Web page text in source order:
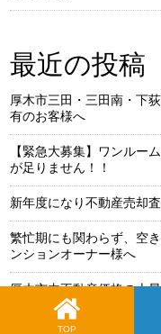
最近の投稿
厚木市三田・三田南・下
有のお客様へ
【緊急大募集】ワンルー
が足りません！！
新年度になり不動産売却
繁忙期にも関わらず、空
ンションオーナー様へ
厚木市内不動産価格の上
TOP